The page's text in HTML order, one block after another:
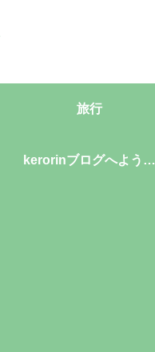
旅行
kerorinブログへようこ